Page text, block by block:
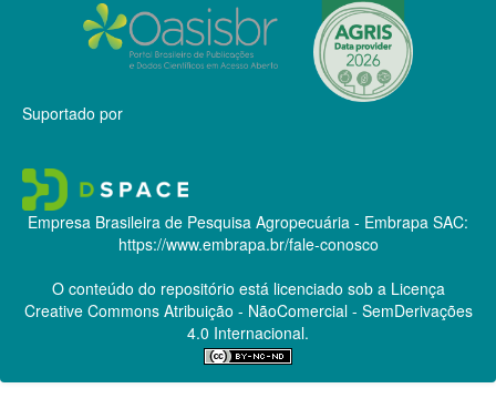
Suportado por
Empresa Brasileira de Pesquisa Agropecuária - Embrapa SAC:
https://www.embrapa.br/fale-conosco
O conteúdo do repositório está licenciado sob a Licença
Creative CommonsAtribuição - NãoComercial - SemDerivações
4.0 Internacional.